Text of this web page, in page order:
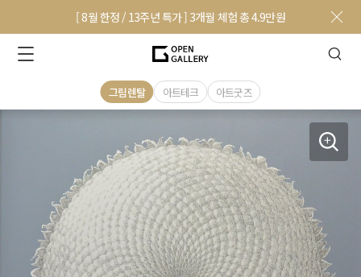
[ 8월 한정 / 13주년 특가 ] 3개월 체험 총 4.9만원
그림렌탈 아트테크 아트굿즈